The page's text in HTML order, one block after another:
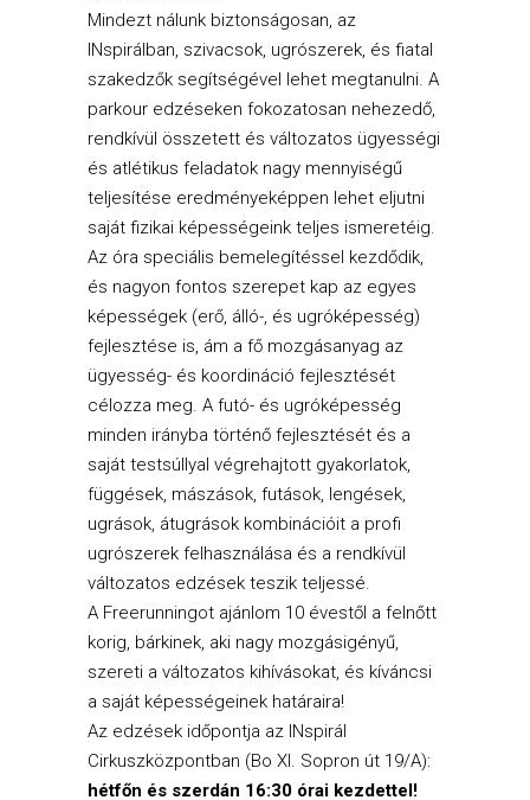
Mindezt nálunk biztonságosan, az
INspirálban, szivacsok, ugrószerek, és fiatal
szakedzők segítségével lehet megtanulni. A
parkour edzéseken fokozatosan nehezedő,
rendkívül összetett és változatos ügyességi
és atlétikus feladatok nagy mennyiségű
teljesítése eredményeképpen lehet eljutni
saját fizikai képességeink teljes ismeretéig.
Az óra speciális bemelegítéssel kezdődik,
és nagyon fontos szerepet kap az egyes
képességek (erő, álló-, és ugróképesség)
fejlesztése is, ám a fő mozgásanyag az
ügyesség- és koordináció fejlesztését
célozza meg. A futó- és ugróképesség
minden irányba történő fejlesztését és a
saját testsúllyal végrehajtott gyakorlatok,
függések, mászások, futások, lengések,
ugrások, átugrások kombinációit a profi
ugrószerek felhasználása és a rendkívül
változatos edzések teszik teljessé.
A Freerunningot ajánlom 10 évestől a felnőtt
korig, bárkinek, aki nagy mozgásigényű,
szereti a változatos kihívásokat, és kíváncsi
a saját képességeinek határaira!
Az edzések időpontja az INspirál
Cirkuszközpontban (Bo XI. Sopron út 19/A):
hétfőn és szerdán 16:30 órai kezdettel!